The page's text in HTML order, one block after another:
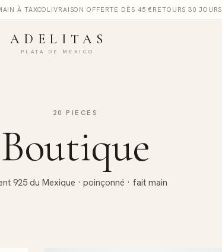
À TAXCO LIVRAISON OFFERTE DÈS 45 € RETOURS 30 JOURS
ADELITAS
PLATA DE MEXICO
20 PIECES
Boutique
925 du Mexique · poinçonné · fait main